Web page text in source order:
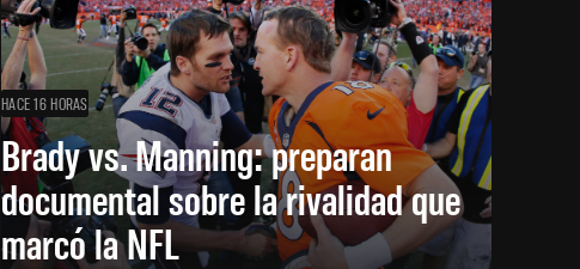
HACE 16 HORAS
Brady vs. Manning: preparan
documental sobre la rivalidad que
marcó la NFL